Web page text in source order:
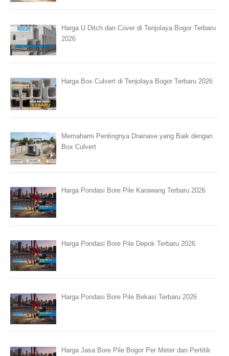
Harga U Ditch dan Cover di Tenjolaya Bogor Terbaru
2026
Harga Box Culvert di Tenjolaya Bogor Terbaru 2026
Memahami Pentingnya Drainase yang Baik dengan
Box Culvert
Harga Pondasi Bore Pile Karawang Terbaru 2026
Harga Pondasi Bore Pile Depok Terbaru 2026
Harga Pondasi Bore Pile Bekasi Terbaru 2026
Harga Jasa Bore Pile Bogor Per Meter dan Pertitik